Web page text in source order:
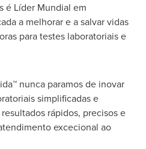
é Líder Mundial em
a melhorar e a salvar vidas
para testes laboratoriais e
nunca paramos de inovar
simplificadas e
rápidos, precisos e
excecional ao